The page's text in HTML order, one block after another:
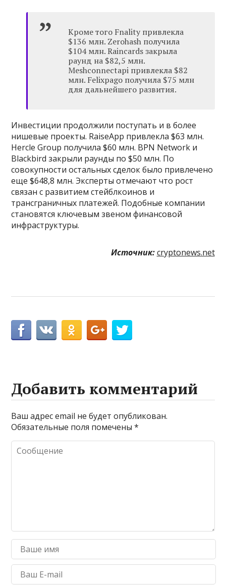
Кроме того Fnality привлекла
$136 млн. Zerohash получила
$104 млн. Raincards закрыла
раунд на $82,5 млн.
Meshconnectapi привлекла $82
млн. Felixpago получила $75 млн
для дальнейшего развития.
Инвестиции продолжили поступать и в более
нишевые проекты. RaiseApp привлекла $63 млн.
Hercle Group получила $60 млн. BPN Network и
Blackbird закрыли раунды по $50 млн. По
совокупности остальных сделок было привлечено
еще $648,8 млн. Эксперты отмечают что рост
связан с развитием стейблкоинов и
трансграничных платежей. Подобные компании
становятся ключевым звеном финансовой
инфраструктуры.
Источник: cryptonews.net
Добавить комментарий
Ваш адрес email не будет опубликован.
Обязательные поля помечены*